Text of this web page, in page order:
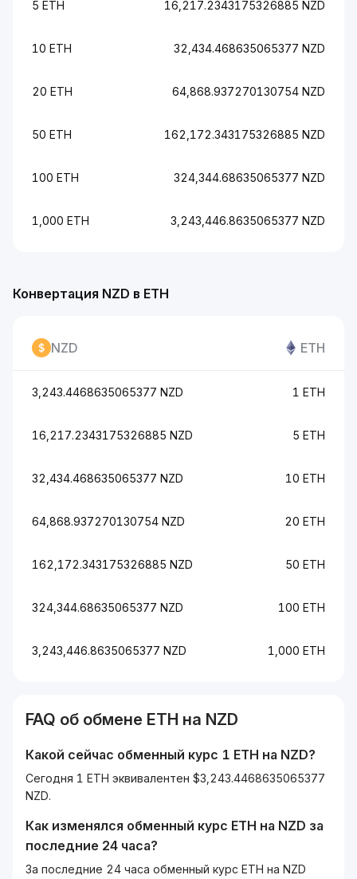
5 ETH 16,217.2343175326885 NZD
10 ETH 32,434.468635065377 NZD
20 ETH 64,868.937270130754 NZD
50 ETH 162,172.343175326885 NZD
100 ETH 324,344.68635065377 NZD
1,000 ETH 3,243,446.8635065377 NZD
Конвертация NZD в ETH
NZD ETH
3,243.4468635065377 NZD 1 ETH
16,217.2343175326885 NZD 5 ETH
32,434.468635065377 NZD 10 ETH
64,868.937270130754 NZD 20 ETH
162,172.343175326885 NZD 50 ETH
324,344.68635065377 NZD 100 ETH
3,243,446.8635065377 NZD 1,000 ETH
FAQ об обмене ETH на NZD
Какой сейчас обменный курс 1 ETH на NZD?
Сегодня 1 ETH эквивалентен $3,243.4468635065377
NZD.
Как изменялся обменный курс ETH на NZD за
последние 24 часа?
За последние 24 часа обменный курс ETH на NZD